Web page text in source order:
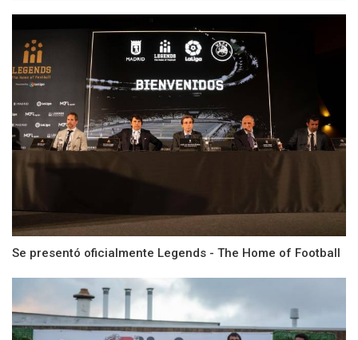
Se presentó oficialmente Legends - The Home of Football